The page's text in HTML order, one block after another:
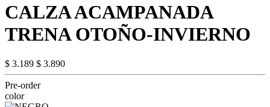
CALZA ACAMPANADA
TRENA OTOÑO-INVIERNO
$ 3.189 $ 3.890
Pre-order
color